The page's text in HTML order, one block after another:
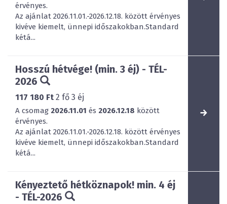
érvényes.
Az ajánlat 2026.11.01.-2026.12.18. között érvényes
kivéve kiemelt, ünnepi időszakokban.Standard
kétá...
Hosszú hétvége! (min. 3 éj) - TÉL-
2026
117 180 Ft 2 fő 3 éj
A csomag 2026.11.01 és 2026.12.18 között
érvényes.
Az ajánlat 2026.11.01.-2026.12.18. között érvényes
kivéve kiemelt, ünnepi időszakokban.Standard
kétá...
Kényeztető hétköznapok! min. 4 éj
- TÉL-2026